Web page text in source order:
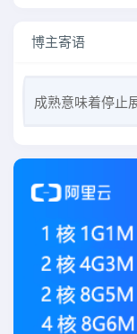
博主寄语
成熟意味着停止